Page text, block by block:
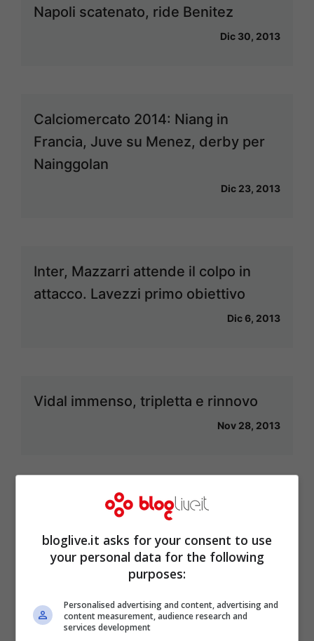
Napoli scatenato, ride Benitez
Dic 30, 2013
Calciomercato 2014: Niang in
Francia, Juve su Menez, derby per
Nainggolan
Dic 23, 2013
Inter, Mazzarri attende il colpo in
attacco. Lavezzi primo obiettivo
Dic 6, 2013
Vidal immenso, tripletta e rinnovo
Nov 28, 2013
Acquisti a parametro zero, una
pratica tutta italiana
Nov 13, 2013
bloglive.it asks for your consent to use
your personal data for the following
purposes:
Personalised advertising and content, advertising and
content measurement, audience research and
services development